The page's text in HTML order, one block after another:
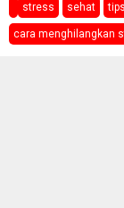
stress sehat
cara menghilangkan